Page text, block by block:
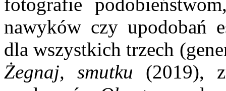
fotografie
nawyków czy upodobań
dla wszystkich trzech
Żegnaj, smutku (2019),